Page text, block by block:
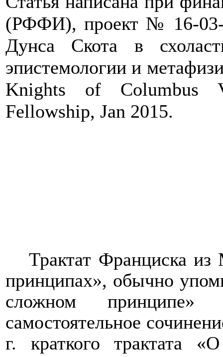
(РФФИ), проект № 16-03-
Дунса Скота в
эпистемологии и
Knights of Columbus
Fellowship, Jan 2015.
Трактат Франциска
принципах», обычно
сложном принципе»
самостоятельное
г. краткого трактата